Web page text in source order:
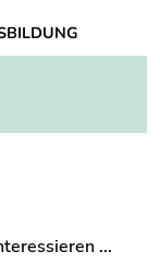
...